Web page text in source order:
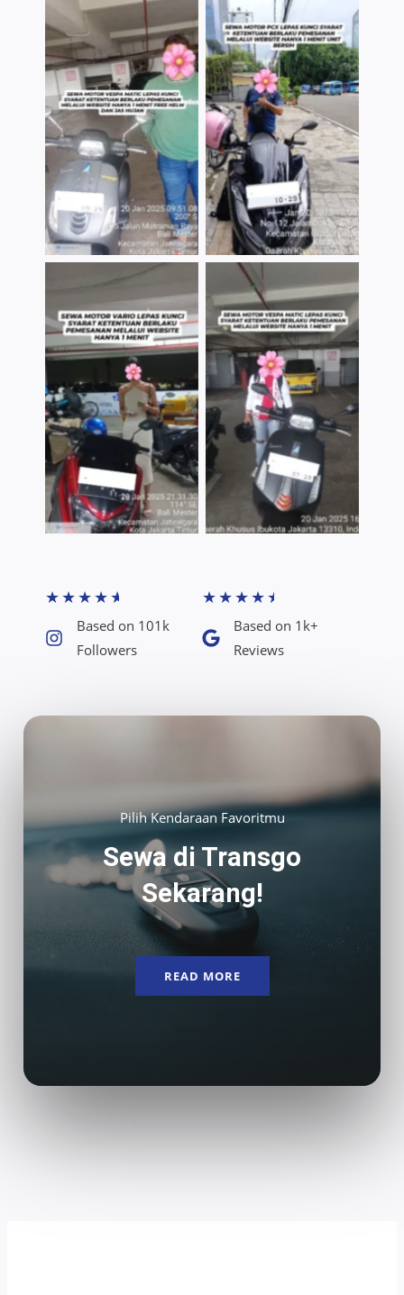
TNo Caption TNo Caption
TNo Caption TNo Caption
★★★★★
Based on 101k
Followers​
★★★★★
Based on 1k+
Reviews​
Pilih Kendaraan Favoritmu
Sewa di Transgo
Sekarang!
READ MORE